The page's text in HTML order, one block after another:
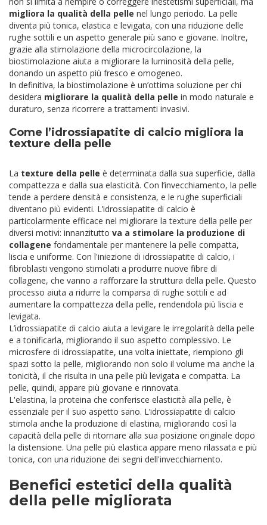
migliora la qualità della pelle nel lungo periodo. La pelle
diventa più tonica, elastica e levigata, con una riduzione delle
rughe sottili e un aspetto generale più sano e giovane. Inoltre,
grazie alla stimolazione della microcircolazione, la
biostimolazione aiuta a migliorare la luminosità della pelle,
donando un aspetto più fresco e omogeneo.
In definitiva, la biostimolazione è un’ottima soluzione per chi
desidera migliorare la qualità della pelle in modo naturale e
duraturo, senza ricorrere a trattamenti invasivi.
Come l’idrossiapatite di calcio migliora la
texture della pelle
La texture della pelle è determinata dalla sua superficie, dalla
compattezza e dalla sua elasticità. Con l’invecchiamento, la pelle
tende a perdere densità e consistenza, e le rughe superficiali
diventano più evidenti. L’idrossiapatite di calcio è
particolarmente efficace nel migliorare la texture della pelle per
diversi motivi: innanzitutto va a stimolare la produzione di
collagene fondamentale per mantenere la pelle compatta,
liscia e uniforme. Con l'iniezione di idrossiapatite di calcio, i
fibroblasti vengono stimolati a produrre nuove fibre di
collagene, che vanno a rafforzare la struttura della pelle. Questo
processo aiuta a ridurre la comparsa di rughe sottili e ad
aumentare la compattezza della pelle, rendendola più liscia e
levigata.
L’idrossiapatite di calcio aiuta a levigare le irregolarità della pelle
e a tonificarla, migliorando il suo aspetto complessivo. Le
microsfere di idrossiapatite, una volta iniettate, riempiono gli
spazi sotto la pelle, migliorando non solo il volume ma anche la
tonicità, il che risulta in una pelle più levigata e compatta. La
pelle, quindi, appare più giovane e rinnovata.
L'elastina, la proteina che conferisce elasticità alla pelle, è
essenziale per il suo aspetto sano. L’idrossiapatite di calcio
stimola anche la produzione di elastina, migliorando così la
capacità della pelle di ritornare alla sua posizione originale dopo
la distensione. Una pelle più elastica appare meno rilassata e più
tonica, con una riduzione dei segni dell'invecchiamento.
Benefici estetici della qualità
della pelle migliorata